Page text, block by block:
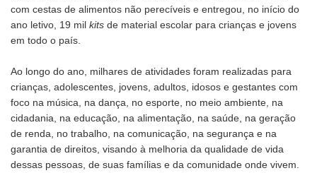
com cestas de alimentos não perecíveis e entregou, no início do
ano letivo, 19 mil kits de material escolar para crianças e jovens
em todo o país.
Ao longo do ano, milhares de atividades foram realizadas para
crianças, adolescentes, jovens, adultos, idosos e gestantes com
foco na música, na dança, no esporte, no meio ambiente, na
cidadania, na educação, na alimentação, na saúde, na geração
de renda, no trabalho, na comunicação, na segurança e na
garantia de direitos, visando à melhoria da qualidade de vida
dessas pessoas, de suas famílias e da comunidade onde vivem.